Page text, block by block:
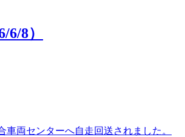
8）
車両センターへ自走回送されました。